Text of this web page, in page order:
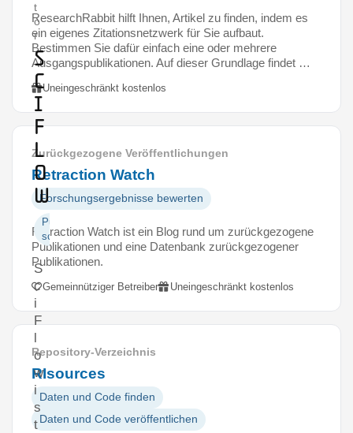
t
o
r
S
c
i
F
l
o
w
Publikationen
schreiben
S
c
i
F
l
o
w
i
s
t
ResearchRabbit hilft Ihnen, Artikel zu finden, indem es
ein eigenes Zitationsnetzwerk für Sie aufbaut.
Bestimmen Sie dafür einfach eine oder mehrere
Ausgangspublikationen. Auf dieser Grundlage findet …
Uneingeschränkt kostenlos
Zurückgezogene Veröffentlichungen
Retraction Watch
Forschungsergebnisse bewerten
Retraction Watch ist ein Blog rund um zurückgezogene
Publikationen und eine Datenbank zurückgezogener
Publikationen.
Gemeinnütziger Betreiber Uneingeschränkt kostenlos
Repository-Verzeichnis
RIsources
Daten und Code finden
Daten und Code veröffentlichen